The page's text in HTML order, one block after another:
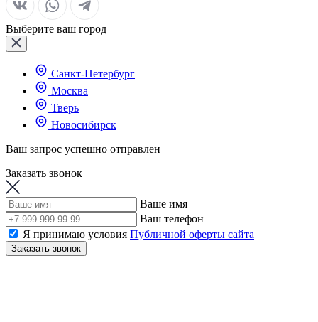
Выберите ваш город
Санкт-Петербург
Москва
Тверь
Новосибирск
Ваш запрос успешно отправлен
Заказать звонок
Ваше имя
Ваш телефон
Я принимаю условия Публичной оферты сайта
Заказать звонок